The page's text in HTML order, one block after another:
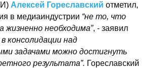
Алексей Гореславский отметил,
в медиаиндустрии “не то, что
жизненно необходима”, - заявил
в консолидации над
задачами можно достигнуть
результата”. Гореславский